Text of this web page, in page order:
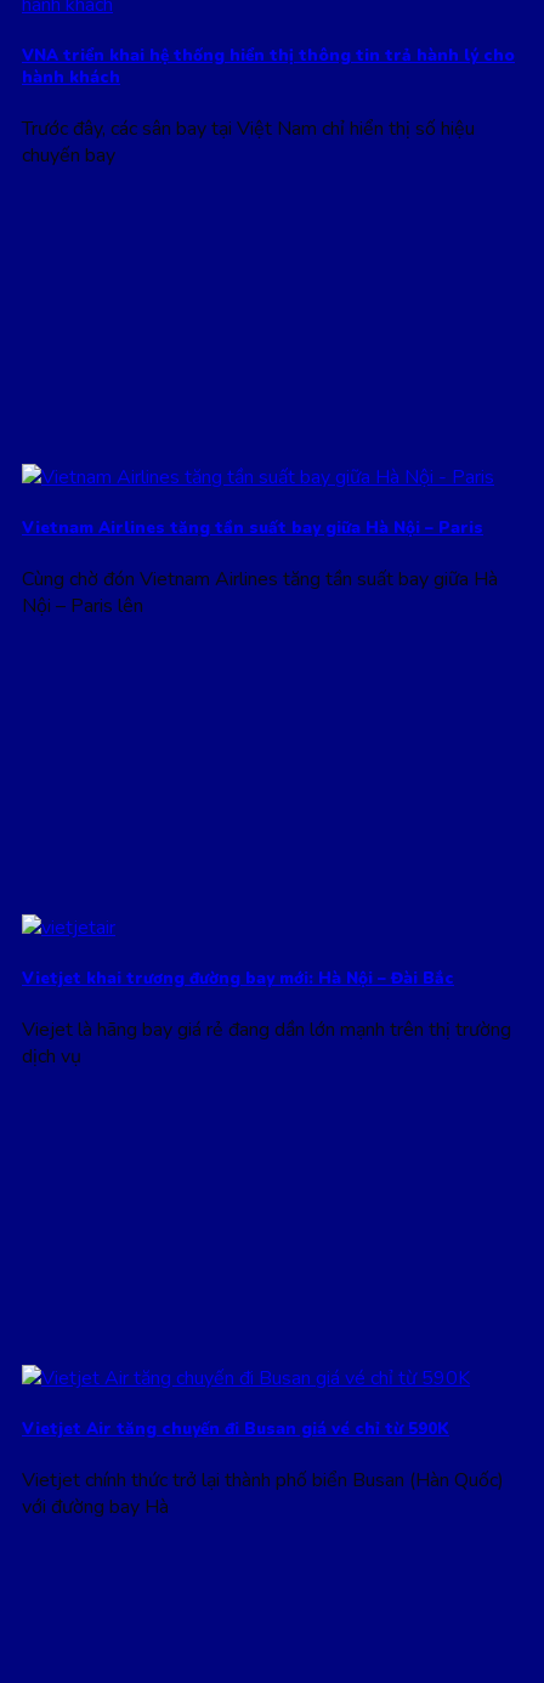
VNA triển khai hệ thống hiển thị thông tin trả hành lý cho
hành khách
Trước đây, các sân bay tại Việt Nam chỉ hiển thị số hiệu
chuyến bay
Vietnam Airlines tăng tần suất bay giữa Hà Nội – Paris
Cùng chờ đón Vietnam Airlines tăng tần suất bay giữa Hà
Nội – Paris lên
Vietjet khai trương đường bay mới: Hà Nội – Đài Bắc
Viejet là hãng bay giá rẻ đang dần lớn mạnh trên thị trường
dịch vụ
Vietjet Air tăng chuyến đi Busan giá vé chỉ từ 590K
Vietjet chính thức trở lại thành phố biển Busan (Hàn Quốc)
với đường bay Hà